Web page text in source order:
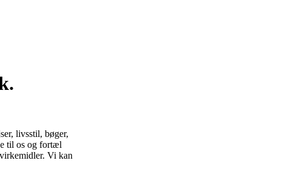
livsstil, bøger,
til os og fortæl
Vi kan